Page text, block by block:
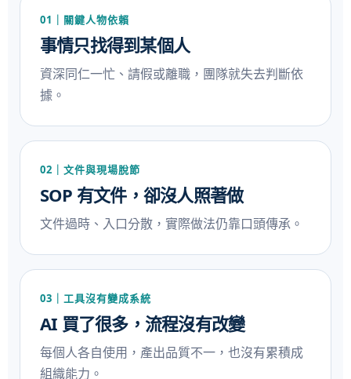
01｜關鍵人物依賴
事情只找得到某個人
資深同仁一忙、請假或離職，團隊就失去判斷依
據。
02｜文件與現場脫節
SOP 有文件，卻沒人照著做
文件過時、入口分散，實際做法仍靠口頭傳承。
03｜工具沒有變成系統
AI 買了很多，流程沒有改變
每個人各自使用，產出品質不一，也沒有累積成
組織能力。